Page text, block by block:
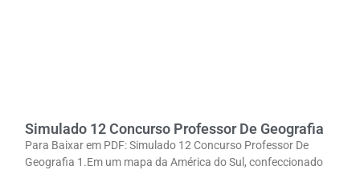
Simulado 12 Concurso Professor De Geografia
Para Baixar em PDF: Simulado 12 Concurso Professor De
Geografia 1.Em um mapa da América do Sul, confeccionado